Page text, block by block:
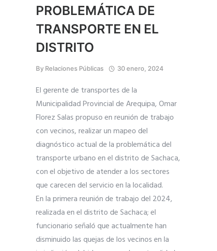
PROBLEMÁTICA DE
TRANSPORTE EN EL
DISTRITO
By Relaciones Públicas 30 enero, 2024
El gerente de transportes de la
Municipalidad Provincial de Arequipa, Omar
Florez Salas propuso en reunión de trabajo
con vecinos, realizar un mapeo del
diagnóstico actual de la problemática del
transporte urbano en el distrito de Sachaca,
con el objetivo de atender a los sectores
que carecen del servicio en la localidad.
En la primera reunión de trabajo del 2024,
realizada en el distrito de Sachaca; el
funcionario señaló que actualmente han
disminuido las quejas de los vecinos en la